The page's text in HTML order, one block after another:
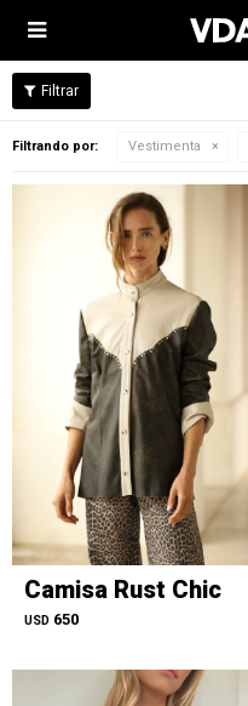

Filtrando por: Vestimenta
Camisa Rust Chic
USD 650